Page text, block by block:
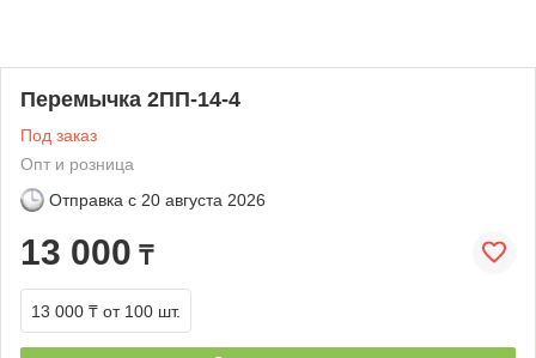
Перемычка 2ПП-14-4
Под заказ
Опт и розница
Отправка с 20 августа 2026
13 000 ₸
13 000 ₸ от 100 шт.